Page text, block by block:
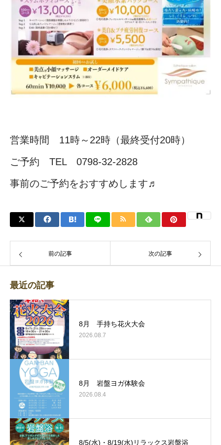
営業時間 11時～22時（最終受付20時）
ご予約 TEL 0798-32-2828
事前のご予約をおすすめします♬
前の記事 次の記事
最近の記事
8月 手持ち花火大会
2026.08.7
8月 岩盤ヨガ体験会
2026.08.4
8/5(水)・8/19(水)リラックス岩盤浴